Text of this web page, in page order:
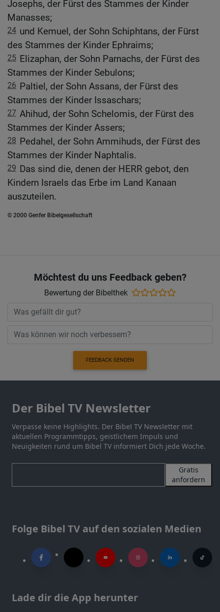
Josephs, der Fürst des Stammes der Kinder
Manasses;
24 und Kemuel, der Sohn Schiphtans, der Fürst
des Stammes der Kinder Ephraims;
25 Elizaphan, der Sohn Parnachs, der Fürst des
Stammes der Kinder Sebulons;
26 Paltiel, der Sohn Assans, der Fürst des
Stammes der Kinder Issaschars;
27 Ahihud, der Sohn Schelomis, der Fürst des
Stammes der Kinder Assers;
28 Pedahel, der Sohn Ammihuds, der Fürst des
Stammes der Kinder Naphtalis.
29 Das sind die, denen der HERR gebot, den
Kindern Israels das Erbe im Land Kanaan
auszuteilen.
© 2000 Genfer Bibelgesellschaft
Möchtest du uns Feedback geben?
Bewertung der Bibelthek
FEEDBACK SENDEN
Der Bibel TV Newsletter
Verpasse keine Highlights. Der Bibel TV Newsletter mit
aktuellen Programmtipps, geistlichem Impuls und
Neuigkeiten rund um Bibel TV informiert Dich jede Woche.
Gratis
anfordern
Folge Bibel TV auf den sozialen Medien
Lade dir die App herunter